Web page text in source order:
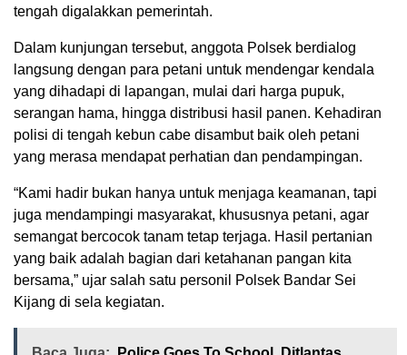
tengah digalakkan pemerintah.
Dalam kunjungan tersebut, anggota Polsek berdialog
langsung dengan para petani untuk mendengar kendala
yang dihadapi di lapangan, mulai dari harga pupuk,
serangan hama, hingga distribusi hasil panen. Kehadiran
polisi di tengah kebun cabe disambut baik oleh petani
yang merasa mendapat perhatian dan pendampingan.
“Kami hadir bukan hanya untuk menjaga keamanan, tapi
juga mendampingi masyarakat, khususnya petani, agar
semangat bercocok tanam tetap terjaga. Hasil pertanian
yang baik adalah bagian dari ketahanan pangan kita
bersama,” ujar salah satu personil Polsek Bandar Sei
Kijang di sela kegiatan.